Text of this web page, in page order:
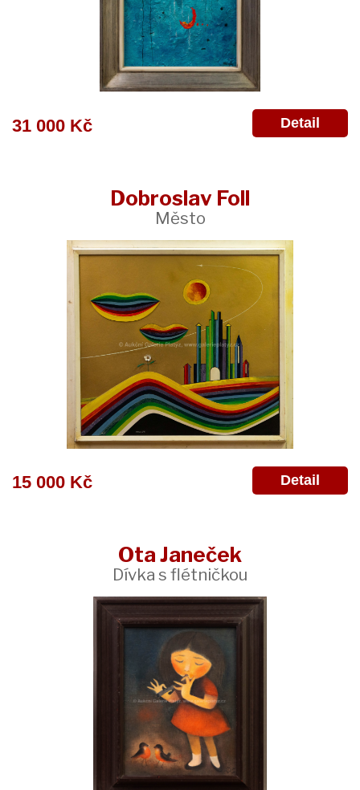
31 000 Kč Detail
Dobroslav Foll
Město
15 000 Kč Detail
Ota Janeček
Dívka s flétničkou